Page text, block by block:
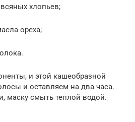
хлопьев;
ореха;
и этой кашеобразной
и оставляем на два часа.
маску смыть теплой водой.